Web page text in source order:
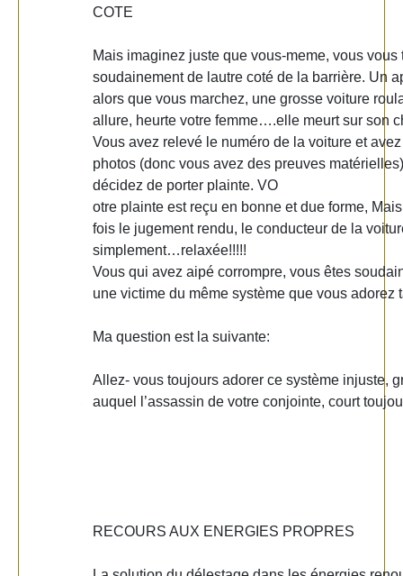
COTE
Mais imaginez juste que vous-meme, vous vous
soudainement de lautre coté de la barrière. Un
alors que vous marchez, une grosse voiture
allure, heurte votre femme….elle meurt sur son
Vous avez relevé le numéro de la voiture et
photos (donc vous avez des preuves
décidez de porter plainte. VO
otre plainte est reçu en bonne et due forme,
fois le jugement rendu, le conducteur de la
simplement…relaxée!!!!!
Vous qui avez aipé corrompre, vous êtes
une victime du même système que vous adorez
Ma question est la suivante:
Allez- vous toujours adorer ce système injuste,
auquel l’assassin de votre conjointe, court
RECOURS AUX ENERGIES PROPRES